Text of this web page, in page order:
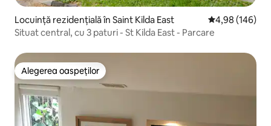
Locuință rezidențială în Saint Kilda East Scor mediu de
4,98 (146)
Situat central, cu 3 paturi - St Kilda East - Parcare
Alegerea oaspeților
Alegerea oaspeților